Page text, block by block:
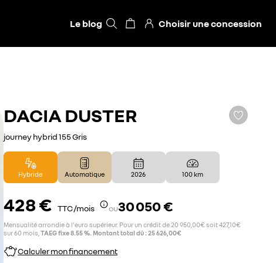
Le blog Choisir une concession
DACIA DUSTER
journey hybrid 155 Gris
Hybride Automatique 2026 100 km
428 € TTC /mois ou30 050 €
Mensualité arrondie à l'euro supérieur. Pour un crédit de 20 950,00€ soit 427,10€
sur 60 mois, TAEG fixe 8.55 %. Montant total dû : 25 626,00€
Calculer mon financement